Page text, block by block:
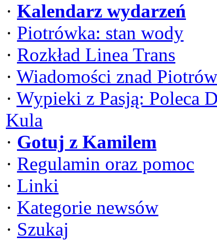
· Kalendarz wydarzeń
· Piotrówka: stan wody
· Rozkład Linea Trans
· Wiadomości znad
· Wypieki z Pasją: Poleca
Kula
· Gotuj z Kamilem
· Regulamin oraz pomoc
· Linki
· Kategorie newsów
· Szukaj